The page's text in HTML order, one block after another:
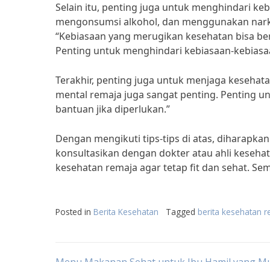
Selain itu, penting juga untuk menghindari
mengonsumsi alkohol, dan menggunakan
“Kebiasaan yang merugikan kesehatan bisa
Penting untuk menghindari kebiasaan-
Terakhir, penting juga untuk menjaga
mental remaja juga sangat penting. Penting
bantuan jika diperlukan.”
Dengan mengikuti tips-tips di atas,
konsultasikan dengan dokter atau ahli
kesehatan remaja agar tetap fit dan sehat.
Posted in Berita Kesehatan Tagged berita kesehatan